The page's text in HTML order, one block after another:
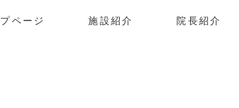
ページ 施設紹介 院長紹介